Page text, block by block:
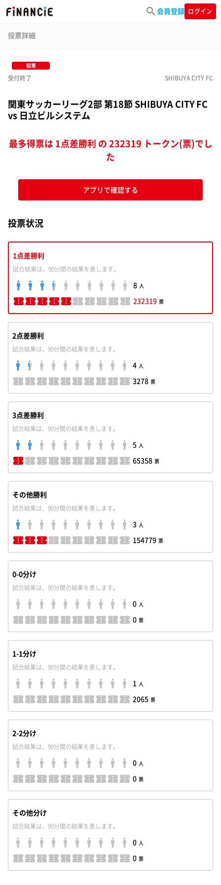
会員登録 ログイン
投票詳細
投票
受付終了 SHIBUYA CITY FC
関東サッカーリーグ2部 第18節 SHIBUYA CITY FC
vs 日立ビルシステム
最多得票は 1点差勝利 の 232319 トークン(票)でし
た
アプリで確認する
投票状況
1点差勝利
試合結果は、90分間の結果を表します。
8 人
232319 票
2点差勝利
試合結果は、90分間の結果を表します。
4 人
3278 票
3点差勝利
試合結果は、90分間の結果を表します。
5 人
65358 票
その他勝利
試合結果は、90分間の結果を表します。
3 人
154779 票
0-0分け
試合結果は、90分間の結果を表します。
0 人
0 票
1-1分け
試合結果は、90分間の結果を表します。
1 人
2065 票
2-2分け
試合結果は、90分間の結果を表します。
0 人
0 票
その他分け
試合結果は、90分間の結果を表します。
0 人
0 票